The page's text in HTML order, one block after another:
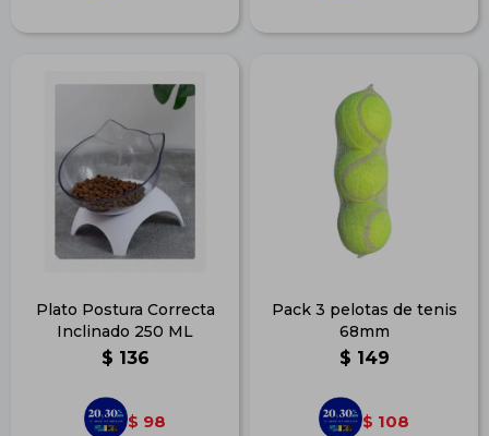
Plato Postura Correcta
Inclinado 250 ML
$ 136
$ 98
Pack 3 pelotas de tenis
68mm
$ 149
$ 108